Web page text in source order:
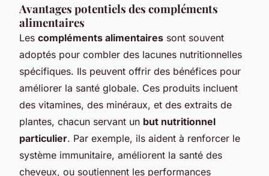
Avantages potentiels des compléments
alimentaires
Les compléments alimentaires sont souvent
adoptés pour combler des lacunes nutritionnelles
spécifiques. Ils peuvent offrir des bénéfices pour
améliorer la santé globale. Ces produits incluent
des vitamines, des minéraux, et des extraits de
plantes, chacun servant un but nutritionnel
particulier. Par exemple, ils aident à renforcer le
système immunitaire, améliorent la santé des
cheveux, ou soutiennent les performances